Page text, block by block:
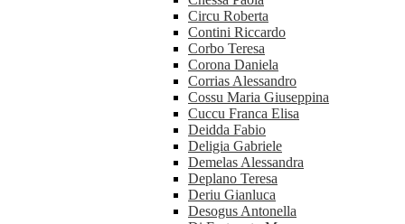
Circu Roberta
Contini Riccardo
Corbo Teresa
Corona Daniela
Corrias Alessandro
Cossu Maria Giuseppina
Cuccu Franca Elisa
Deidda Fabio
Deligia Gabriele
Demelas Alessandra
Deplano Teresa
Deriu Gianluca
Desogus Antonella